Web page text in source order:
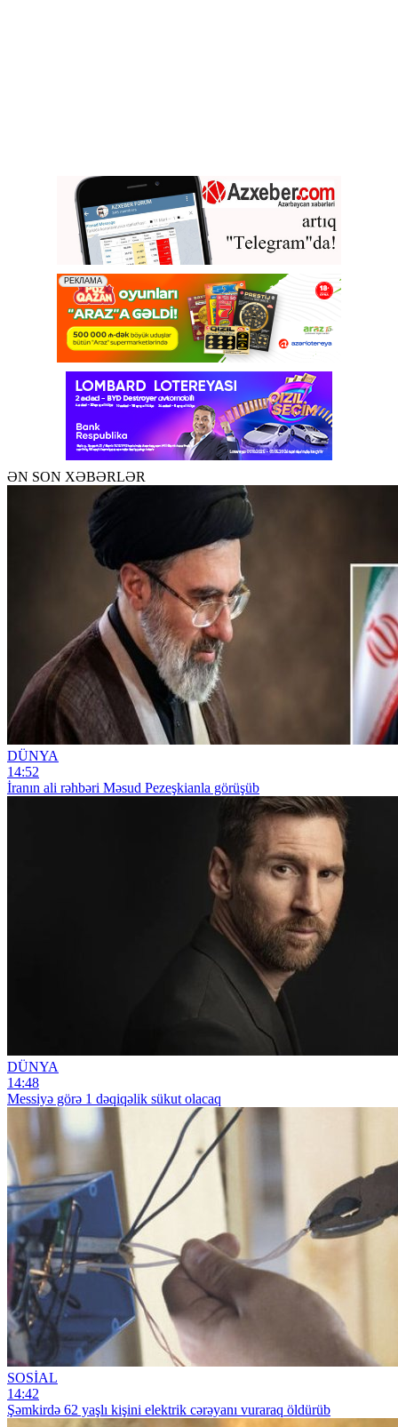
ƏN SON XƏBƏRLƏR
DÜNYA
14:52
İranın ali rəhbəri Məsud Pezeşkianla görüşüb
DÜNYA
14:48
Messiyə görə 1 dəqiqəlik sükut olacaq
SOSİAL
14:42
Şəmkirdə 62 yaşlı kişini elektrik cərəyanı vuraraq öldürüb